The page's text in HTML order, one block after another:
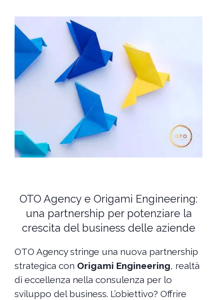
OTO Agency e Origami Engineering:
una partnership per potenziare la
crescita del business delle aziende
OTO Agency stringe una nuova partnership
strategica con Origami Engineering, realtà
di eccellenza nella consulenza per lo
sviluppo del business. L’obiettivo? Offrire